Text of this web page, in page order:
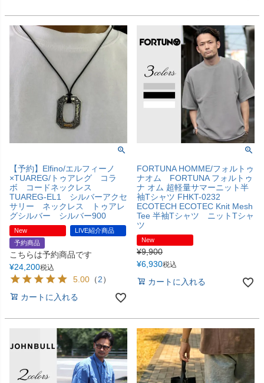
【予約】Elfino/エルフィーノ
×TUAREG/トゥアレグ コラ
ボ コードネックレス
TUAREG-EL1 シルバーアクセ
サリー ネックレス トゥアレ
グシルバー シルバー900
New
LIVE紹介商品
予約商品
こちらは予約商品です
¥24,200税込
5.00 （2）
カートに入れる
FORTUNA HOMME/フォルトゥ
ナオム FORTUNA フォルトゥ
ナ オム 超軽量サマーニット半
袖Tシャツ FHKT-0232
ECOTECH ECOTEC Knit Mesh
Tee 半袖Tシャツ ニットTシャ
ツ
New
¥9,900
¥6,930税込
カートに入れる